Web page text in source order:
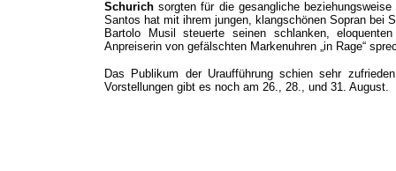
Schurichsorgten für die gesangliche
Santos hat mit ihrem jungen, klangschönen Sopran bei
Bartolo Musil steuerte seinen schlanken,
Anpreiserin von gefälschten Markenuhren „in Rage“
Das Publikum der Uraufführung schien sehr
Vorstellungen gibt es noch am 26., 28., und 31. August.